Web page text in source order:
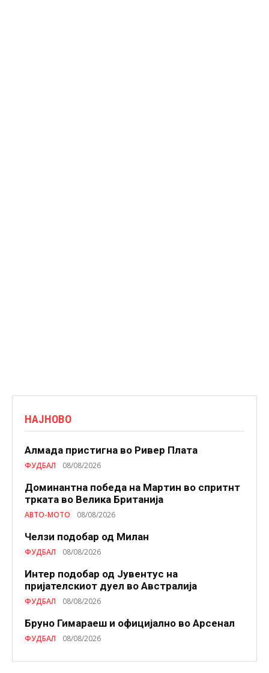
НАЈНОВО
Алмада пристигна во Ривер Плата
ФУДБАЛ 08/08/2026
Доминантна победа на Мартин во спритнт
трката во Велика Британија
АВТО-МОТО 08/08/2026
Челзи подобaр од Милан
ФУДБАЛ 08/08/2026
Интер подобар од Јувентус на
пријателскиот дуел во Австралија
ФУДБАЛ 08/08/2026
Бруно Гимараеш и официјално во Арсенал
ФУДБАЛ 08/08/2026